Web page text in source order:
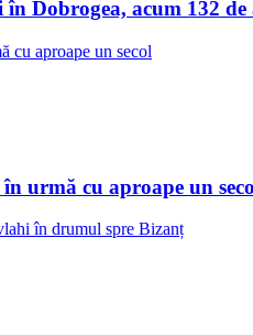
Dobrogea, acum 132
urmă cu aproape un